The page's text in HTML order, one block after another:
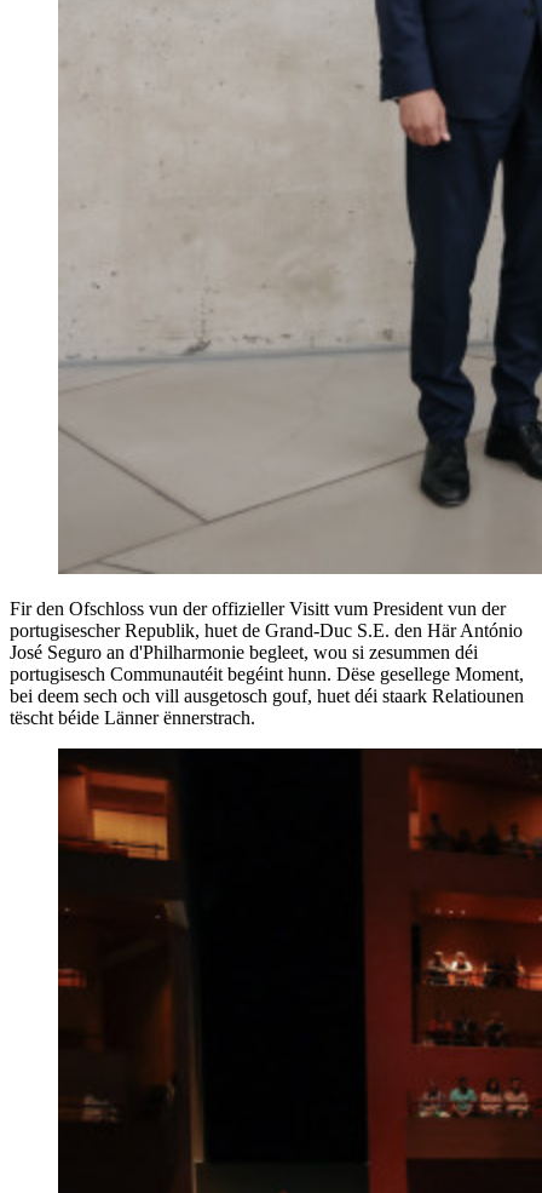
Fir den Ofschloss vun der offizieller Visitt vum President vun der
portugisescher Republik, huet de Grand-Duc S.E. den Här António
José Seguro an d'Philharmonie begleet, wou si zesummen déi
portugisesch Communautéit begéint hunn. Dëse gesellege Moment,
bei deem sech och vill ausgetosch gouf, huet déi staark Relatiounen
tëscht béide Länner ënnerstrach.